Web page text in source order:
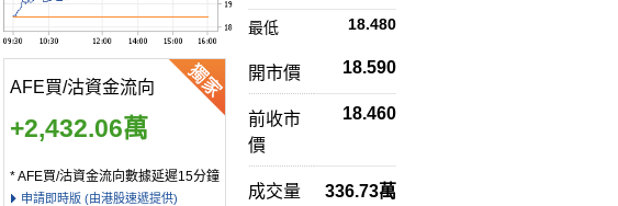
18.480
最低
AFE買/沽資金流向
+2,432.06萬
* AFE買/沽資金流向數據延遲15分鐘
申請即時版 (由港股速遞提供)
開市價 18.590
前收市
價
18.460
成交量 336.73萬